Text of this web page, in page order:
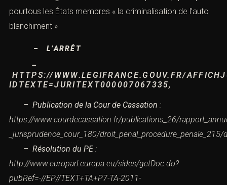
« l’auto blanchiment » qui sera confortée en 2011 par
unerésolution
impose pourtous les États membres « la criminalisation
de l’auto blanchiment »
– L’ARRÊT
–
HTTPS://WWW.LEGIFRANCE.GOUV.FR/
IDTEXTE=JURITEXT000007067335
– Publication de la Cour de Cassation
https://www.courdecassation.fr/publications_26/
_jurisprudence_cour_180/